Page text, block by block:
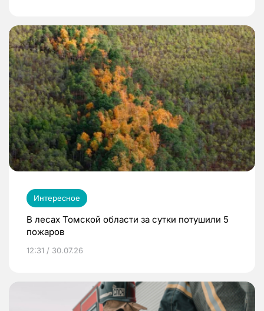
Интересное
В лесах Томской области за сутки потушили 5
пожаров
12:31 / 30.07.26